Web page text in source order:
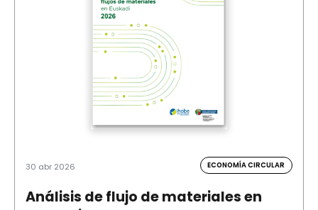
30 abr 2026 ECONOMÍA CIRCULAR
Análisis de flujo de materiales en